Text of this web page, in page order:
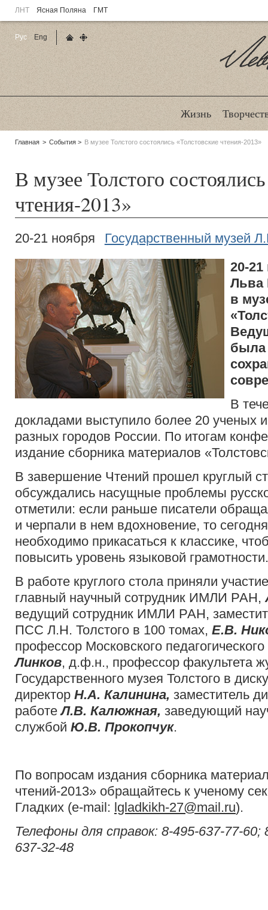
ЛНТ Ясная Поляна ГМТ
Жизнь
Родительские
Главная События В музее Толстого состоялись «Толстовские чтения-2013»
В музее Толстого
чтения-2013»
20-21 ноября
Государственный музей
20-
Льва
в
была
В
докладами выступило более 20 ученых
разных городов России. По итогам
издание сборника материалов
В завершение Чтений прошел круглый
обсуждались насущные проблемы
отметили: если раньше писатели
и черпали в нем вдохновение, то
необходимо прикасаться к классике,
повысить уровень языковой грамотности.
В работе круглого стола приняли
главный научный сотрудник ИМЛИ РАН,
ведущий сотрудник ИМЛИ РАН,
ПСС Л.Н. Толстого в 100 томах, Е.В.
профессор Московского
Линков, д.ф.н., профессор факультета
Государственного музея Толстого в
директор Н.А. Калинина, заместитель
работеЛ.В. Калюжная, заведующий
службой Ю.В. Прокопчук.
По вопросам издания сборника
чтений-2013» обращайтесь к ученому
Гладких (e-mail: lgladkikh-27@mail.ru).
Телефоны для справок: 8-495-637-77-60;
637-32-48
Рус
Eng